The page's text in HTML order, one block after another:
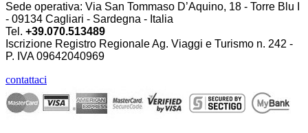
Sede operativa: Via San Tommaso D’Aquino, 18 - Torre Blu I
- 09134 Cagliari - Sardegna - Italia
Tel. +39.070.513489
Iscrizione Registro Regionale Ag. Viaggi e Turismo n. 242 -
P. IVA09642040969
contattaci